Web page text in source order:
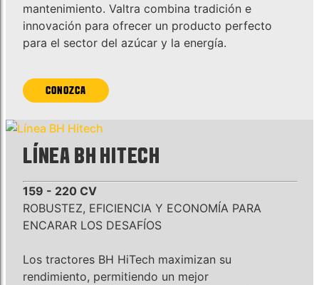
mantenimiento. Valtra combina tradición e
innovación para ofrecer un producto perfecto
para el sector del azúcar y la energía.
CONOZCA
LÍNEA BH HITECH
159 - 220 CV
ROBUSTEZ, EFICIENCIA Y ECONOMÍA PARA
ENCARAR LOS DESAFÍOS
Los tractores BH HiTech maximizan su
rendimiento, permitiendo un mejor